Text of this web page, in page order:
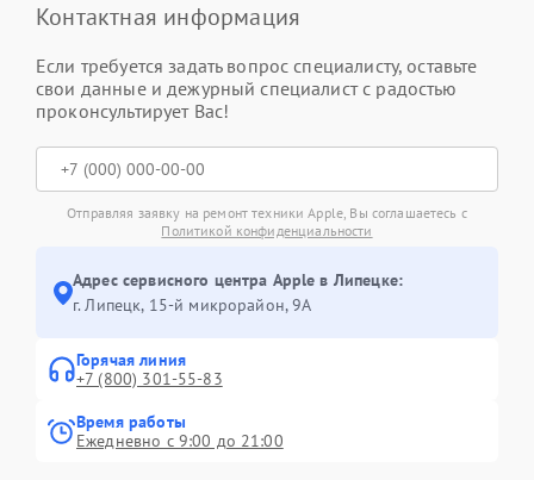
Контактная информация
Если требуется задать вопрос специалисту, оставьте
свои данные и дежурный специалист с радостью
проконсультирует Вас!
Отправляя заявку на ремонт техники Apple, Вы соглашаетесь с
Политикой конфиденциальности
Адрес сервисного центра Apple в Липецке:
г. Липецк, 15-й микрорайон, 9А
Горячая линия
+7 (800) 301-55-83
Время работы
Ежедневно с 9:00 до 21:00